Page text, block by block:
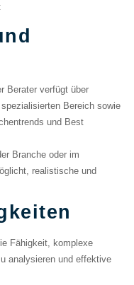
Berater verfügt über
Bereich sowie
und Best
Branche oder im
realistische und
Fähigkeit, komplexe
analysieren und effektive